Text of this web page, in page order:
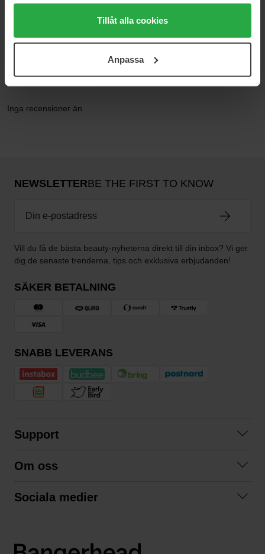
Genom att trycka på "Tillåt alla cookies" accepterar du
alla cookies, medan du under "Detaljer" kan anpassa
användningen av cookies. Du kan när som helst återkalla
samt vår Integritetspolicy.
Tillåt alla cookies
Anpassa
Sminkborstar & penslar
Eye Shadow Brush
Frågor & svar (0)
Inga recensioner än
NEWSLETTERBE THE FIRST TO KNOW
Vill du få de bästa beauty-nyheterna direkt till din inbox? Vi ger
dig de senaste trenderna, tips och exklusiva erbjudanden!
SÄKER BETALNING
SNABB LEVERANS
Support
Köpvillkor
Om oss
Sociala medier